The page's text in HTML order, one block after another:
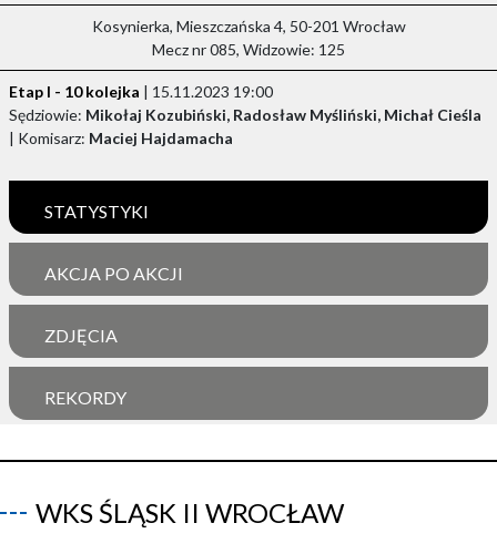
Kosynierka, Mieszczańska 4, 50-201 Wrocław
Mecz nr 085, Widzowie: 125
Etap I - 10 kolejka | 15.11.2023 19:00
Sędziowie: Mikołaj Kozubiński, Radosław Myśliński, Michał Cieśla
| Komisarz: Maciej Hajdamacha
STATYSTYKI
AKCJA PO AKCJI
ZDJĘCIA
REKORDY
WKS ŚLĄSK II WROCŁAW